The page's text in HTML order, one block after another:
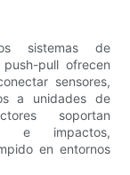
sistemas de
pull ofrecen
sensores,
a unidades de
soportan
e impactos,
en entornos